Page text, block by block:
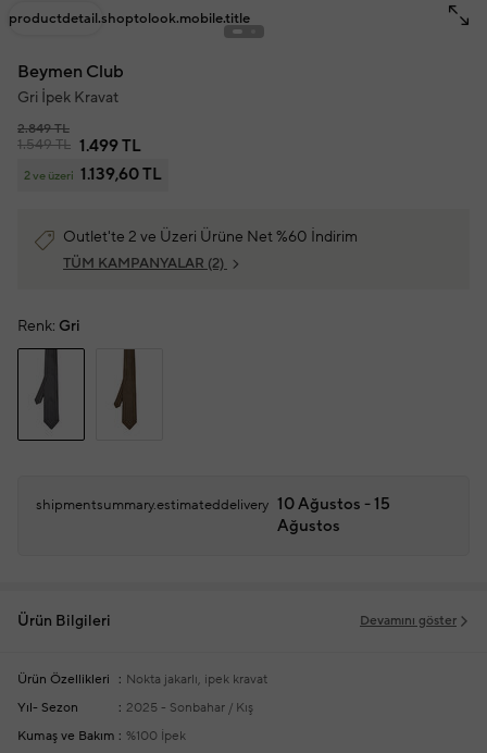
productdetail.shoptolook.mobile.title
Beymen Club
Gri İpek Kravat
2.849 TL
1.549 TL 1.499 TL
2 ve üzeri 1.139,60 TL
Outlet'te 2 ve Üzeri Ürüne Net %60 İndirim
TÜM KAMPANYALAR (2)
Renk: Gri
shipmentsummary.estimateddelivery 10 Ağustos - 15
Ağustos
Ürün Bilgileri Devamını göster
Ürün Özellikleri
Nokta jakarlı, ipek kravat
Yıl- Sezon
2025 - Sonbahar / Kış
Kumaş ve Bakım
%100 İpek